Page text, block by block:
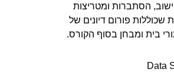
הסתברות ומטריצות
18 הרצאות שכוללות פורום דיונים של
בית ומבחן בסוף הקורס.